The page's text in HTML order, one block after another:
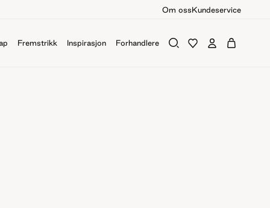
Om ossKundeservice
Fremstrikk Inspirasjon Forhandlere